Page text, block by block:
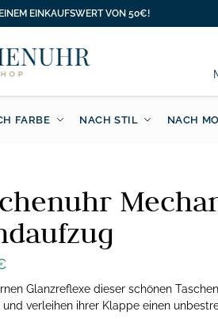
EINKAUFSWERT VON 50€!
FARBE NACH STIL NACH
Glanzreflexe dieser schönen
verleihen ihrer Klappe einen